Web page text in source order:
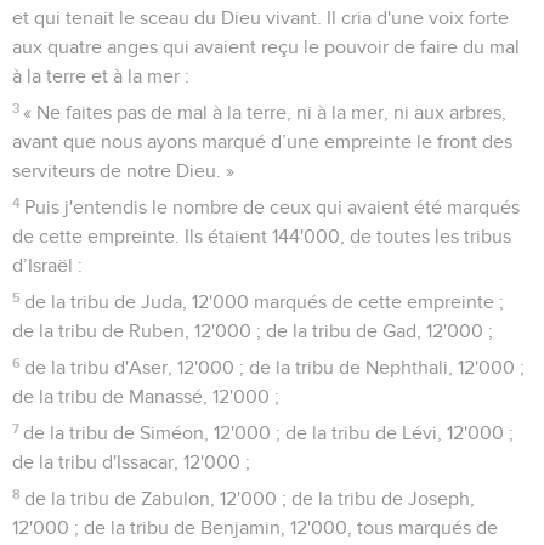
et qui tenait le sceau du Dieu vivant. Il cria d'une voix forte
aux quatre anges qui avaient reçu le pouvoir de faire du mal
à la terre et à la mer :
3 « Ne faites pas de mal à la terre, ni à la mer, ni aux arbres,
avant que nous ayons marqué d’une empreinte le front des
serviteurs de notre Dieu. »
4 Puis j'entendis le nombre de ceux qui avaient été marqués
de cette empreinte. Ils étaient 144'000, de toutes les tribus
d’Israël :
5 de la tribu de Juda, 12'000 marqués de cette empreinte ;
de la tribu de Ruben, 12'000 ; de la tribu de Gad, 12'000 ;
6 de la tribu d'Aser, 12'000 ; de la tribu de Nephthali, 12'000 ;
de la tribu de Manassé, 12'000 ;
7 de la tribu de Siméon, 12'000 ; de la tribu de Lévi, 12'000 ;
de la tribu d'Issacar, 12'000 ;
8 de la tribu de Zabulon, 12'000 ; de la tribu de Joseph,
12'000 ; de la tribu de Benjamin, 12'000, tous marqués de